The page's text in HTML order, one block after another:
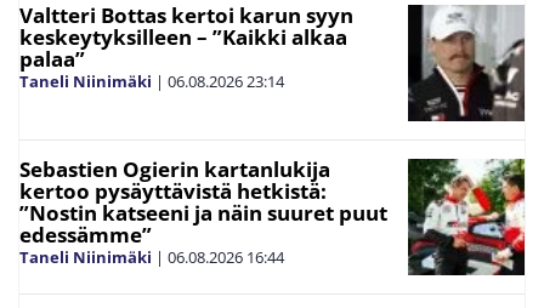
Valtteri Bottas kertoi karun syyn
keskeytyksilleen – ”Kaikki alkaa
palaa”
Taneli Niinimäki | 06.08.202623:14
Sebastien Ogierin kartanlukija
kertoo pysäyttävistä hetkistä:
”Nostin katseeni ja näin suuret puut
edessämme”
Taneli Niinimäki | 06.08.2026 16:44